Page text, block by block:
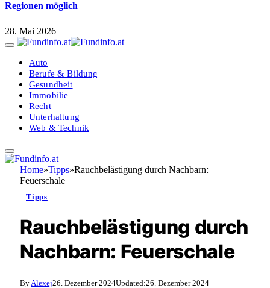
Regionen möglich
28. Mai 2026
Auto
Berufe & Bildung
Gesundheit
Immobilie
Recht
Unterhaltung
Web & Technik
Home»Tipps»Rauchbelästigung durch Nachbarn:
Feuerschale
Tipps
Rauchbelästigung durch
Nachbarn: Feuerschale
By Alexej26. Dezember 2024Updated:26. Dezember 2024